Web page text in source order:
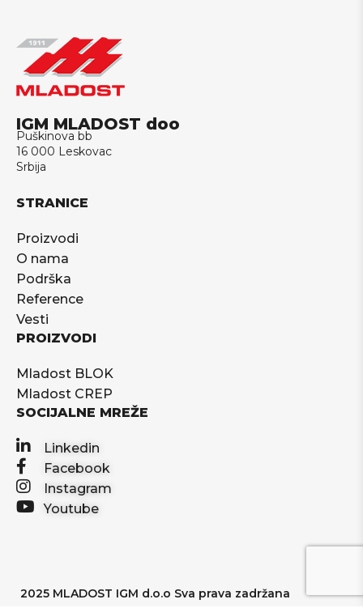
IGM MLADOST doo
Puškinova bb
16 000 Leskovac
Srbija
STRANICE
Proizvodi
O nama
Podrška
Reference
Vesti
PROIZVODI
Mladost BLOK
Mladost CREP
SOCIJALNE MREŽE
Linkedin
Facebook
Instagram
Youtube
2025 MLADOST IGM d.o.o Sva prava zadržana